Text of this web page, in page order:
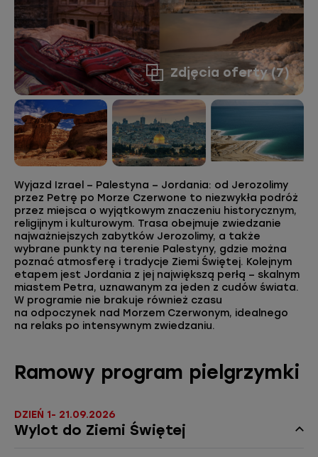
Zdjęcia oferty (7)
Wyjazd Izrael – Palestyna – Jordania: od Jerozolimy
przez Petrę po Morze Czerwone to niezwykła podróż
przez miejsca o wyjątkowym znaczeniu historycznym,
religijnym i kulturowym. Trasa obejmuje zwiedzanie
najważniejszych zabytków Jerozolimy, a także
wybrane punkty na terenie Palestyny, gdzie można
poznać atmosferę i tradycje Ziemi Świętej. Kolejnym
etapem jest Jordania z jej największą perłą – skalnym
miastem Petra, uznawanym za jeden z cudów świata.
W programie nie brakuje również czasu
na odpoczynek nad Morzem Czerwonym, idealnego
na relaks po intensywnym zwiedzaniu.
Ramowy program pielgrzymki
DZIEŃ 1- 21.09.2026
Wylot do Ziemi Świętej